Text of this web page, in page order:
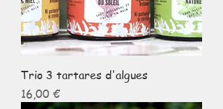
Trio 3 tartares d'algues
Prix
16,00 €